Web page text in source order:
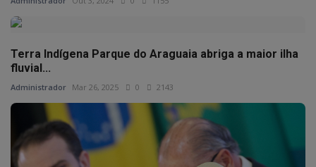
Terra Indígena Parque do Araguaia abriga a maior ilha
fluvial...
Administrador Mar 26, 2025 0 2143